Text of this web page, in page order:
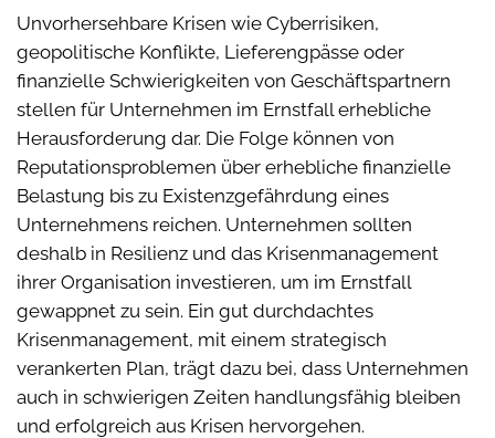
Unvorhersehbare Krisen wie Cyberrisiken,
geopolitische Konflikte, Lieferengpässe oder
finanzielle Schwierigkeiten von Geschäftspartnern
stellen für Unternehmen im Ernstfall erhebliche
Herausforderung dar. Die Folge können von
Reputationsproblemen über erhebliche finanzielle
Belastung bis zu Existenzgefährdung eines
Unternehmens reichen. Unternehmen sollten
deshalb in Resilienz und das Krisenmanagement
ihrer Organisation investieren, um im Ernstfall
gewappnet zu sein. Ein gut durchdachtes
Krisenmanagement, mit einem strategisch
verankerten Plan, trägt dazu bei, dass Unternehmen
auch in schwierigen Zeiten handlungsfähig bleiben
und erfolgreich aus Krisen hervorgehen.